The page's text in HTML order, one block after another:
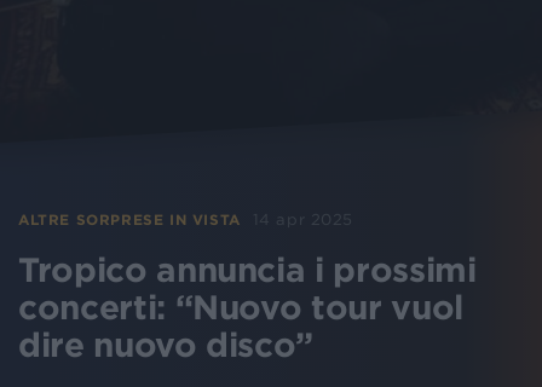
ALTRE SORPRESE IN VISTA 14 apr 2025
Tropico annuncia i prossimi
concerti: “Nuovo tour vuol
dire nuovo disco”